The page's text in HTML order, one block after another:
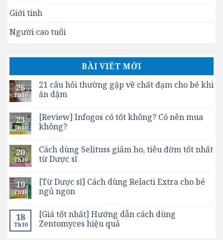
Giới tính
Người cao tuổi
BÀI VIẾT MỚI
26
Th10
21 câu hỏi thường gặp về chất đạm cho bé khi
ăn dặm
23
Th10
[Review] Infogos có tốt không? Có nên mua
không?
20
Th10
Cách dùng Selituss giảm ho, tiêu đờm tốt nhất
từ Dược sĩ
19
Th10
[Từ Dược sĩ] Cách dùng Relacti Extra cho bé
ngủ ngon
18
Th10
[Giá tốt nhất] Hướng dẫn cách dùng
Zentomyces hiệu quả